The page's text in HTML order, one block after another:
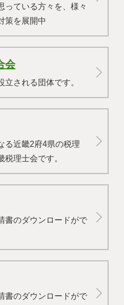
っている方々を、様々
策を展開中
会
される団体です。
る近畿2府4県の税理
理士会です。
書のダウンロードがで
書のダウンロードがで